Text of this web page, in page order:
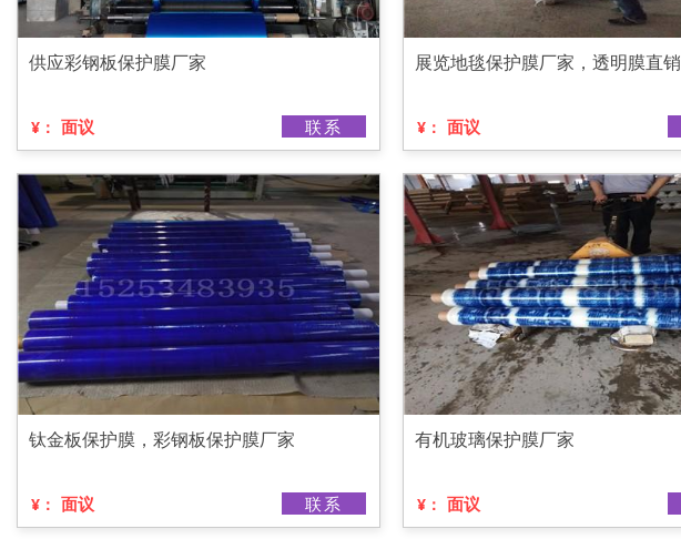
供应彩钢板保护膜厂家
¥： 面议 联系
展览地毯保护膜厂家，透明膜直销
¥： 面议
钛金板保护膜，彩钢板保护膜厂家
¥： 面议 联系
有机玻璃保护膜厂家
¥： 面议